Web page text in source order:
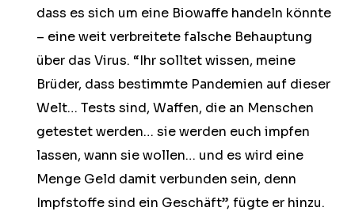
dass es sich um eine Biowaffe handeln könnte
– eine weit verbreitete falsche Behauptung
über das Virus. “Ihr solltet wissen, meine
Brüder, dass bestimmte Pandemien auf dieser
Welt… Tests sind, Waffen, die an Menschen
getestet werden… sie werden euch impfen
lassen, wann sie wollen… und es wird eine
Menge Geld damit verbunden sein, denn
Impfstoffe sind ein Geschäft”, fügte er hinzu.